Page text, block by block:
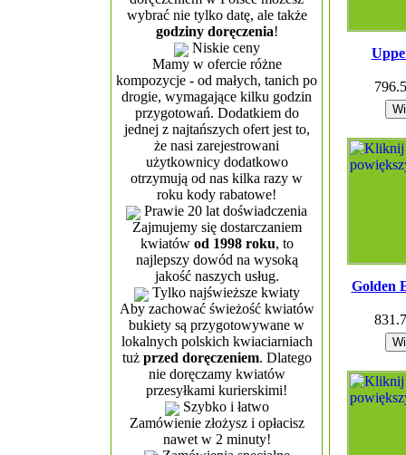
wybrać nie tylko datę, ale także
godziny doręczenia!
Niskie ceny
Mamy w ofercie różne
kompozycje - od małych, tanich po
drogie, wymagające kilku godzin
przygotowań. Dodatkiem do
jednej z najtańszych ofert jest to,
że nasi zarejestrowani
użytkownicy dodatkowo
otrzymują od nas kilka razy w
roku kody rabatowe!
Prawie 20 lat doświadczenia
Zajmujemy się dostarczaniem
kwiatów od 1998 roku, to
najlepszy dowód na wysoką
jakość naszych usług.
Tylko najświeższe kwiaty
Aby zachować świeżość kwiatów
bukiety są przygotowywane w
lokalnych polskich kwiaciarniach
tuż przed doręczeniem. Dlatego
nie doręczamy kwiatów
przesyłkami kurierskimi!
Szybko i łatwo
Zamówienie złożysz i opłacisz
nawet w 2 minuty!
Golden